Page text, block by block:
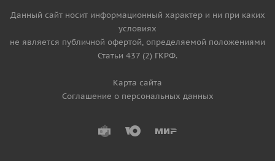
Данный сайт носит информационный характер и ни при каких
условиях
не является публичной офертой, определяемой положениями
Статьи 437 (2) ГКРФ.
Карта сайта
Соглашение о персональных данных